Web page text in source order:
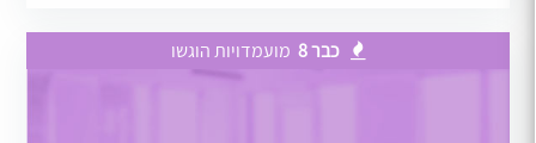
כבר 8 מועמדויות הוגשו